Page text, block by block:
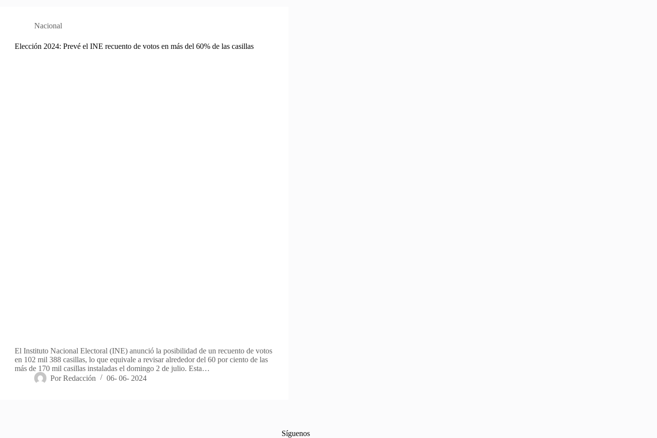
Nacional
Elección 2024: Prevé el INE recuento de votos en más del 60% de las casillas
El Instituto Nacional Electoral (INE) anunció la posibilidad de un recuento de votos
en 102 mil 388 casillas, lo que equivale a revisar alrededor del 60 por ciento de las
más de 170 mil casillas instaladas el domingo 2 de julio. Esta…
Por Redacción 06- 06- 2024
Síguenos